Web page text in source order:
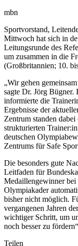
mbn
Sportvorstand,
Mittwoch hat sich in
Leitungsrunde des
um zusammen in die
(Großbritannien; 10.
„Wir gehen
sagte Dr. Jörg
informierte die
Ergebnisse der
Zentrum standen
strukturierten
deutschen
Zentrums für Safe
Die besonders gute
Leitfaden für
Medaillengewinner
Olympiakader
bisher nicht möglich.
vergangenen Jahren
wichtiger Schritt, um
noch besser zu
Teilen